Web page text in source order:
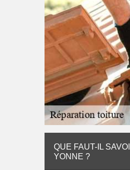
QUE FAUT-IL
YONNE ?